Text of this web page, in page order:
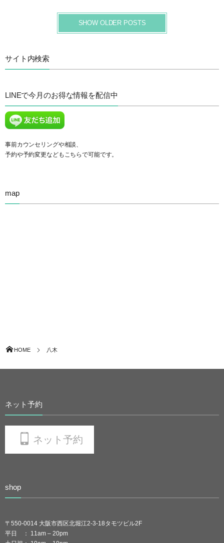
SHOW OLDER POSTS
サイト内検索
LINEで今月のお得な情報を配信中
事前カウンセリングや相談、
予約や予約変更などもこちらで可能です。
map
HOME 八木
ネット予約
ネット予約
shop
〒550-0014 大阪市西区北堀江2-3-18タモツビル2F
平日 ： 11am – 20pm